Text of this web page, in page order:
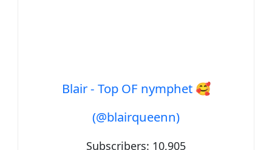
Blair - Top OF nymphet 🥰
(@blairqueenn)
Subscribers: 10,905